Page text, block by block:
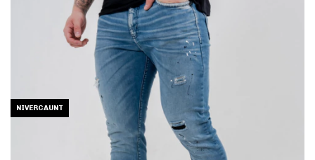
NIVERCAUNT